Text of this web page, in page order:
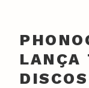
LANÇA
DISCOS